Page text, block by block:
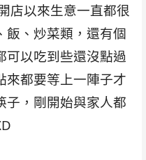
店以來生意一直都很
飯、炒菜類，還有個
可以吃到些還沒點過
來都要等上一陣子才
子，剛開始與家人都